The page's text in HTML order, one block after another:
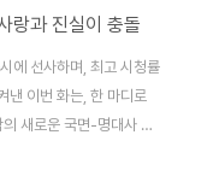
랑과 진실이 충돌
에 선사하며, 최고 시청률
낸 이번 화는, 한 마디로
의 새로운 국면-명대사 예
강철(육성재 분)과 여